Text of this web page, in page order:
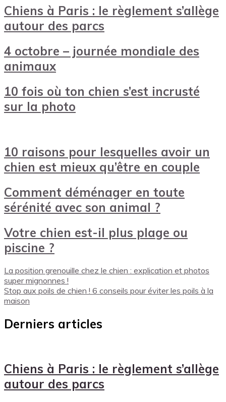
Chiens à Paris : le règlement s’allège
autour des parcs
4 octobre – journée mondiale des
animaux
10 fois où ton chien s’est incrusté
sur la photo
10 raisons pour lesquelles avoir un
chien est mieux qu’être en couple
Comment déménager en toute
sérénité avec son animal ?
Votre chien est-il plus plage ou
piscine ?
La position grenouille chez le chien : explication et photos
super mignonnes !
Stop aux poils de chien ! 6 conseils pour éviter les poils à la
maison
Derniers articles
Chiens à Paris : le règlement s’allège
autour des parcs